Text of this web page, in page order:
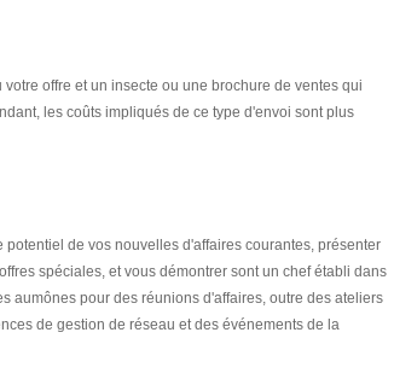
offre et un insecte ou une brochure de ventes qui
les coûts impliqués de ce type d'envoi sont plus
de vos nouvelles d'affaires courantes, présenter
spéciales, et vous démontrer sont un chef établi dans
aumônes pour des réunions d'affaires, outre des ateliers
de gestion de réseau et des événements de la